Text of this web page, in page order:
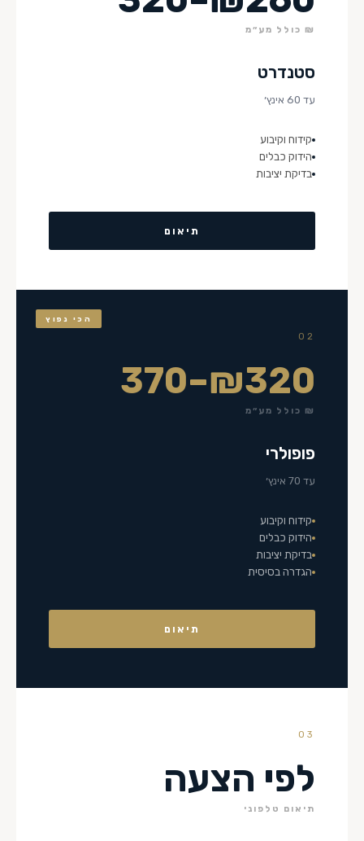
₪ כולל מע״מ
סטנדרט
עד 60 אינץ׳
קידוח וקיבוע
הידוק כבלים
בדיקת יציבות
תיאום
הכי נפוץ
02
₪320–370
₪ כולל מע״מ
פופולרי
עד 70 אינץ׳
קידוח וקיבוע
הידוק כבלים
בדיקת יציבות
הגדרה בסיסית
תיאום
03
לפי הצעה
תיאום טלפוני